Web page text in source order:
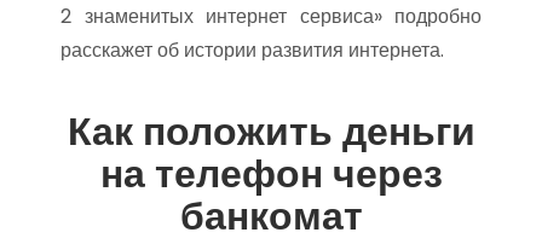
2 знаменитых интернет сервиса» подробно
расскажет об истории развития интернета.
Как положить деньги
на телефон через
банкомат